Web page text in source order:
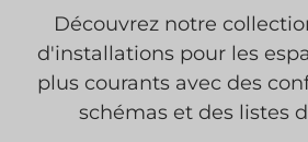
Découvrez notre
d'installations pour les
plus courants avec des
schémas et des listes